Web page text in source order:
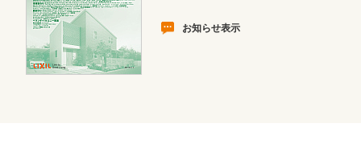
お知らせ表示